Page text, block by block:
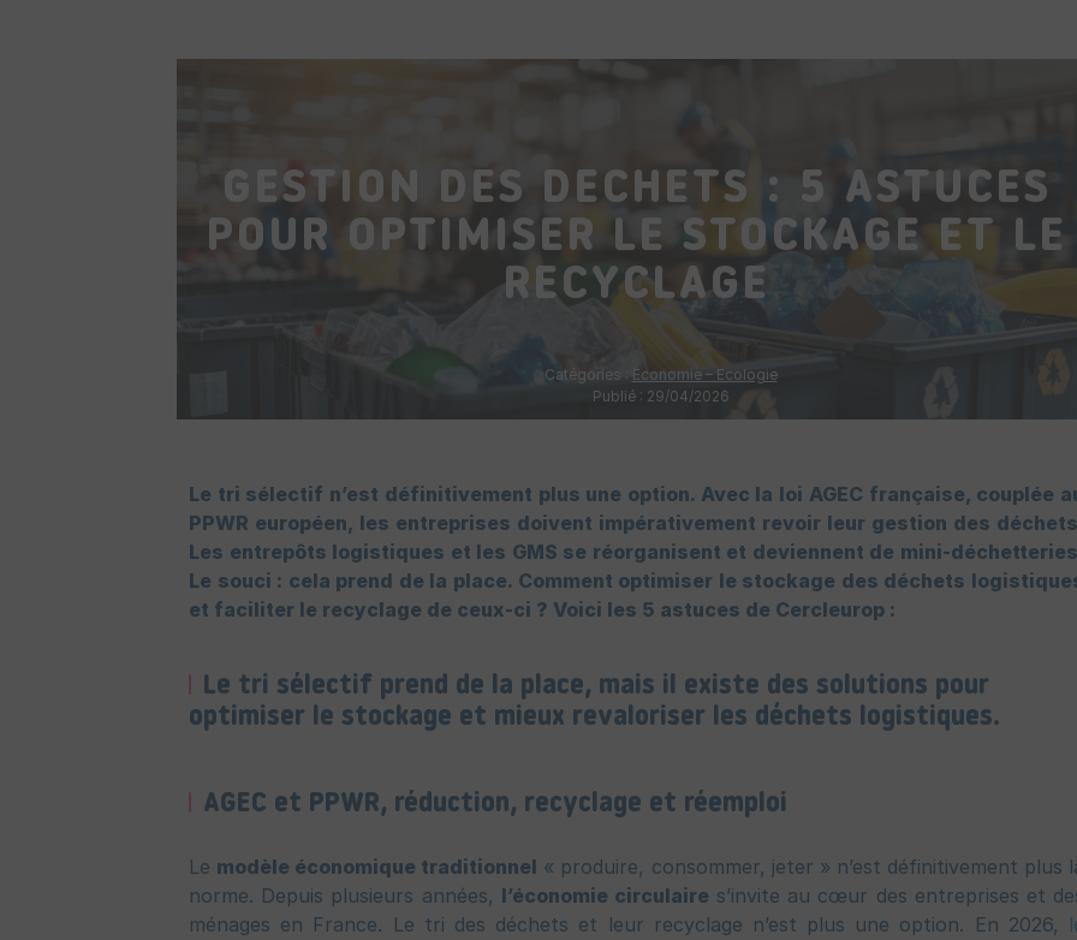
GESTION DES DÉCHETS : 5 ASTUCES
POUR OPTIMISER LE STOCKAGE ET LE
RECYCLAGE
Catégories : Economie – Ecologie
Publié : 29/04/2026
Le tri sélectif n’est définitivement plus une option. Avec la loi AGEC française, couplée
PPWR européen, les entreprises doivent impérativement revoir leur gestion des
Les entrepôts logistiques et les GMS se réorganisent et deviennent de mini-
Le souci : cela prend de la place. Comment optimiser le stockage des déchets
et faciliter le recyclage de ceux-ci ? Voici les 5 astuces de Cercleurop :
Le tri sélectif prend de la place, mais il existe des solutions pour
optimiser le stockage et mieux revaloriser les déchets logistiques.
AGEC et PPWR, réduction, recyclage et réemploi
Le modèle économique traditionnel « produire, consommer, jeter » n’est définitivement plus
norme. Depuis plusieurs années, l’économie circulaire s’invite au cœur des entreprises et
ménages en France. Le tri des déchets et leur recyclage n’est plus une option. En 2026,